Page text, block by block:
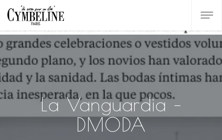
La Vanguardia –
DMODA